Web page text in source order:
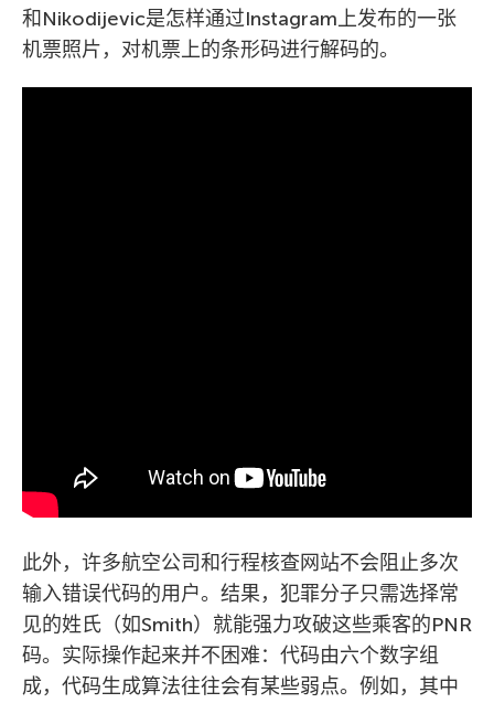
和Nikodijevic是怎样通过Instagram上发布的一张
机票照片，对机票上的条形码进行解码的。
此外，许多航空公司和行程核查网站不会阻止多次
输入错误代码的用户。结果，犯罪分子只需选择常
见的姓氏（如Smith）就能强力攻破这些乘客的PNR
码。实际操作起来并不困难：代码由六个数字组
成，代码生成算法往往会有某些弱点。例如，其中